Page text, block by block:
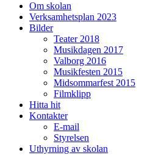
sökfältOm skolan
Verksamhetsplan 2023
Bilder
Teater 2018
Musikdagen 2017
Valborg 2016
Musikfesten 2015
Midsommarfest 2015
Filmklipp
Hitta hit
Kontakter
E-mail
Styrelsen
Uthyrning av skolan